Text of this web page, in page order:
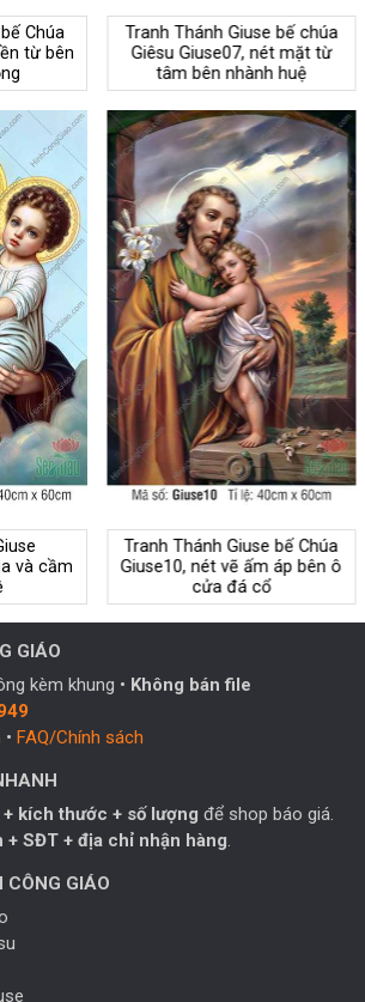
Chúa
từ bên
Tranh Thánh Giuse bế chúa
Giêsu Giuse07, nét mặt từ
tâm bên nhành huệ
và cầm
Tranh Thánh Giuse bế Chúa
Giuse10, nét vẽ ấm áp bên ô
cửa đá cổ
GIÁO
kèm khung • Không bán file
• FAQ/Chính sách
kích thước + số lượng để shop báo giá.
+ SĐT + địa chỉ nhận hàng.
CÔNG GIÁO